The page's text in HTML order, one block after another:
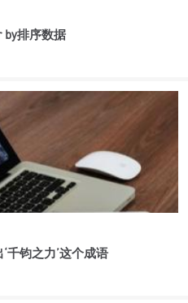
by排序数据
千钧之力’这个成语